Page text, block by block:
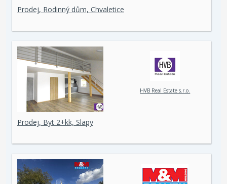
Prodej, Rodinný dům, Chvaletice
HVB Real Estate s.r.o.
Prodej, Byt 2+kk, Slapy